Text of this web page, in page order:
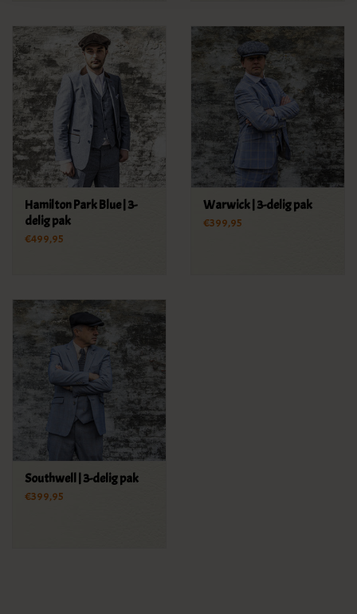
Hamilton Park Blue | 3-
delig pak
€499,95
Warwick | 3-delig pak
€399,95
Southwell | 3-delig pak
€399,95